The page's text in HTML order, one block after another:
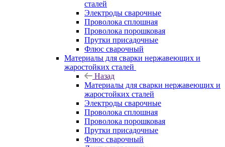
сталей
Электроды сварочные
Проволока сплошная
Проволока порошковая
Прутки присадочные
Флюс сварочный
Материалы для сварки нержавеющих и
жаростойких сталей
Назад
Материалы для сварки нержавеющих и
жаростойких сталей
Электроды сварочные
Проволока сплошная
Проволока порошковая
Прутки присадочные
Флюс сварочный